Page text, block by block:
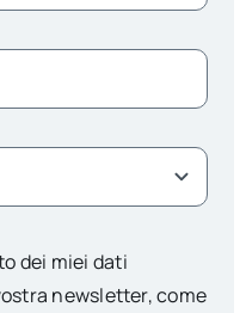
dei miei dati
newsletter, come